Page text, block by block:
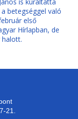
betegséggel való
első
Hírlapban, de
halott.
21.